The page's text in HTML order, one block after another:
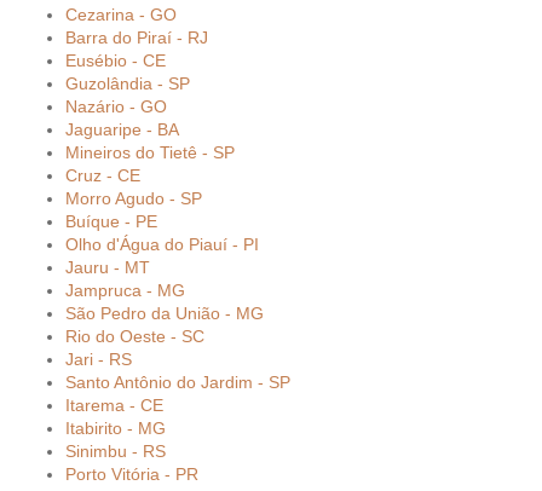
Cezarina - GO
Barra do Piraí - RJ
Eusébio - CE
Guzolândia - SP
Nazário - GO
Jaguaripe - BA
Mineiros do Tietê - SP
Cruz - CE
Morro Agudo - SP
Buíque - PE
Olho d'Água do Piauí - PI
Jauru - MT
Jampruca - MG
São Pedro da União - MG
Rio do Oeste - SC
Jari - RS
Santo Antônio do Jardim - SP
Itarema - CE
Itabirito - MG
Sinimbu - RS
Porto Vitória - PR